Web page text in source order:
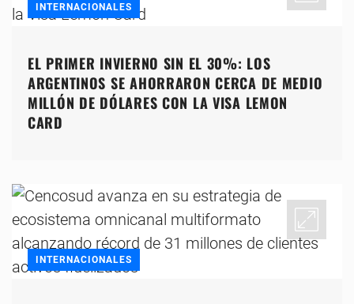
INTERNACIONALES
EL PRIMER INVIERNO SIN EL 30%: LOS
ARGENTINOS SE AHORRARON CERCA DE MEDIO
MILLÓN DE DÓLARES CON LA VISA LEMON
CARD
INTERNACIONALES